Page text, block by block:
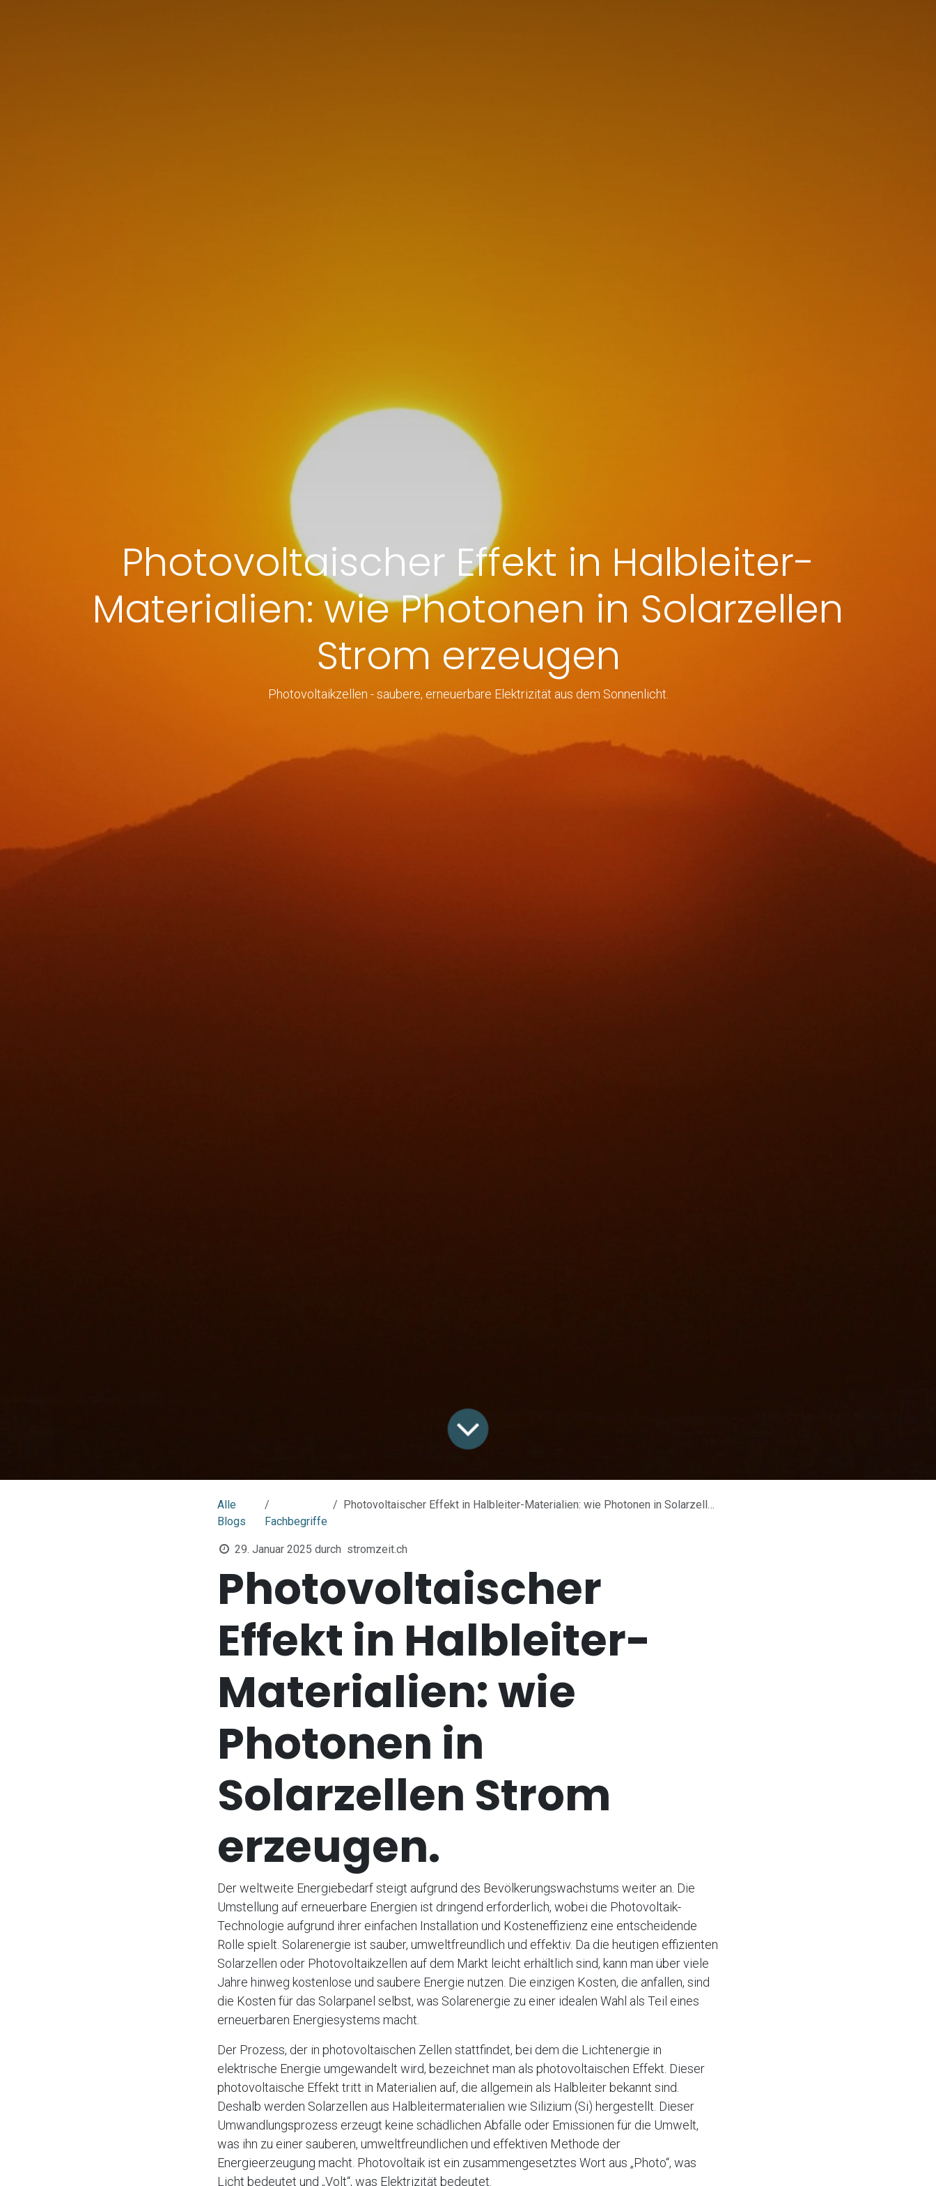
Photovoltaischer Effekt in Halbleiter-
Materialien: wie Photonen in Solarzellen
Strom erzeugen
Photovoltaikzellen - saubere, erneuerbare Elektrizität aus dem Sonnenlicht.
Alle
Blogs
Fachbegriffe
Photovoltaischer Effekt in Halbleiter-Materialien: wie Photonen in Solarzellen Strom erzeugen
29. Januar 2025 durch stromzeit.ch
Photovoltaischer
Effekt in Halbleiter-
Materialien: wie
Photonen in
Solarzellen Strom
erzeugen.
Der weltweite Energiebedarf steigt aufgrund des Bevölkerungswachstums weiter an. Die
Umstellung auf erneuerbare Energien ist dringend erforderlich, wobei die Photovoltaik-
Technologie aufgrund ihrer einfachen Installation und Kosteneffizienz eine entscheidende
Rolle spielt. Solarenergie ist sauber, umweltfreundlich und effektiv. Da die heutigen effizienten
Solarzellen oder Photovoltaikzellen auf dem Markt leicht erhältlich sind, kann man über viele
Jahre hinweg kostenlose und saubere Energie nutzen. Die einzigen Kosten, die anfallen, sind
die Kosten für das Solarpanel selbst, was Solarenergie zu einer idealen Wahl als Teil eines
erneuerbaren Energiesystems macht.
Der Prozess, der in photovoltaischen Zellen stattfindet, bei dem die Lichtenergie in
elektrische Energie umgewandelt wird, bezeichnet man als photovoltaischen Effekt. Dieser
photovoltaische Effekt tritt in Materialien auf, die allgemein als Halbleiter bekannt sind.
Deshalb werden Solarzellen aus Halbleitermaterialien wie Silizium (Si) hergestellt. Dieser
Umwandlungsprozess erzeugt keine schädlichen Abfälle oder Emissionen für die Umwelt,
was ihn zu einer sauberen, umweltfreundlichen und effektiven Methode der
Energieerzeugung macht. Photovoltaik ist ein zusammengesetztes Wort aus „Photo“, was
Licht bedeutet und „Volt“, was Elektrizität bedeutet.